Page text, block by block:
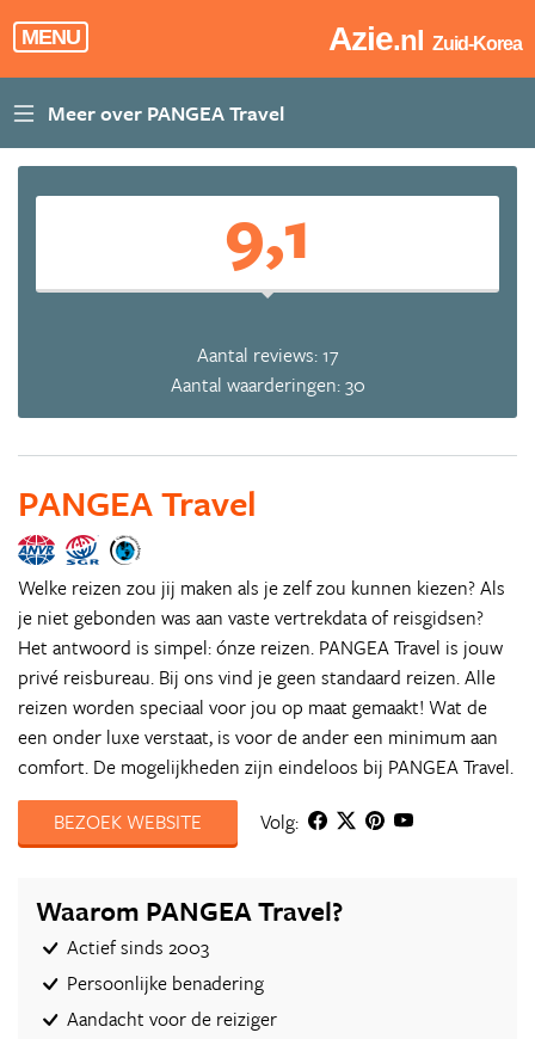
MENU Azie.nl Zuid-Korea
9,1
Aantal reviews: 17
Aantal waarderingen: 30
PANGEA Travel
Welke reizen zou jij maken als je zelf zou kunnen kiezen? Als
je niet gebonden was aan vaste vertrekdata of reisgidsen?
Het antwoord is simpel: ónze reizen. PANGEA Travel is jouw
privé reisbureau. Bij ons vind je geen standaard reizen. Alle
reizen worden speciaal voor jou op maat gemaakt! Wat de
een onder luxe verstaat, is voor de ander een minimum aan
comfort. De mogelijkheden zijn eindeloos bij PANGEA Travel.
BEZOEK WEBSITE
Volg:
Waarom PANGEA Travel?
Actief sinds 2003
Persoonlijke benadering
Aandacht voor de reiziger